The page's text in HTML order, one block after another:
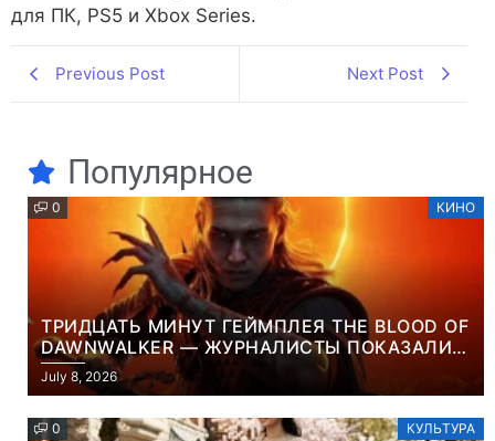
для ПК, PS5 и Xbox Series.
Previous Post Next Post
Популярное
0 КИНО
ТРИДЦАТЬ МИНУТ ГЕЙМПЛЕЯ THE BLOOD OF
DAWNWALKER — ЖУРНАЛИСТЫ ПОКАЗАЛИ
НАЧАЛО НОВОЙ ИГРЫ ОТ ВЕТЕРАНОВ CD
PROJEKT RED
July 8, 2026
0 КУЛЬТУРА